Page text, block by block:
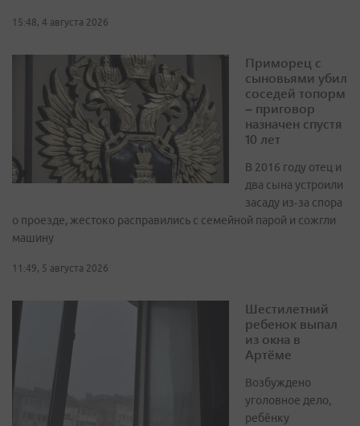
15:48, 4 августа 2026
Приморец с
сыновьями убил
соседей топорм
– приговор
назначен спустя
10 лет
В 2016 году отец и
два сына устроили
засаду из‑за спора
о проезде, жестоко расправились с семейной парой и сожгли
машину
11:49, 5 августа 2026
Шестилетний
ребенок выпал
из окна в
Артёме
Возбуждено
уголовное дело,
ребёнку